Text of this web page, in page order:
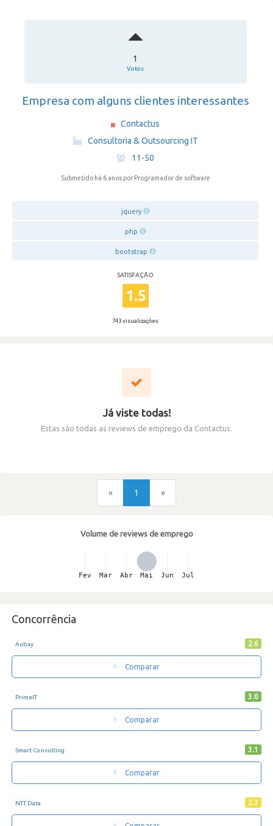
1
Votos
Empresa com alguns clientes interessantes
Contactus
·
Consultoria & Outsourcing IT
·
11-50
Submetido há 6 anos por Programador de software
jquery
php
bootstrap
SATISFAÇÃO
1.5
743 visualizações
Já viste todas!
Estas são todas as reviews de emprego da Contactus.
« 1 »
Volume de reviews de emprego
Concorrência
Aubay 2.6
Comparar
PrimeIT 3.0
Comparar
Smart Consulting 3.1
Comparar
NTT Data 2.3